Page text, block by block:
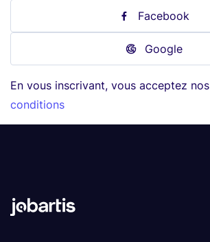
Facebook
Google
En vous inscrivant, vous acceptez nos
conditions